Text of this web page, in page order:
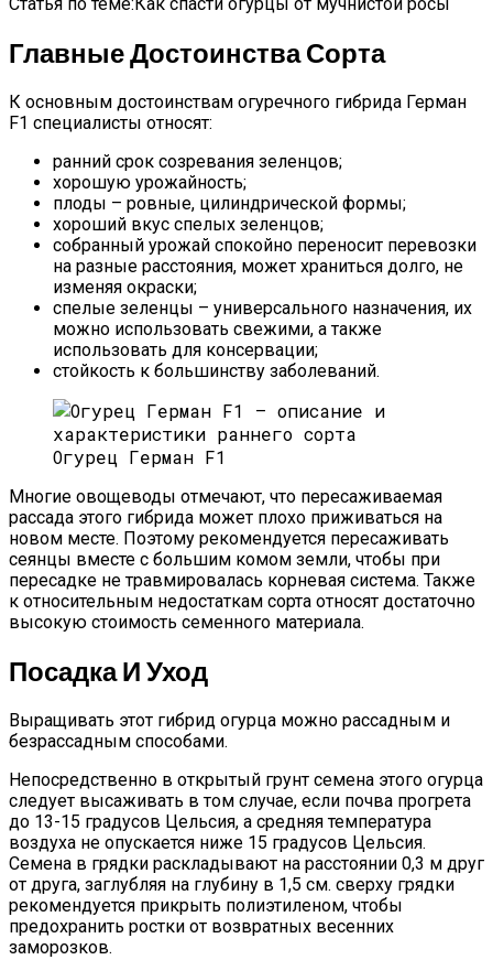
Статья по теме:Как спасти огурцы от мучнистой росы
Главные Достоинства Сорта
К основным достоинствам огуречного гибрида Герман
F1 специалисты относят:
ранний срок созревания зеленцов;
хорошую урожайность;
плоды – ровные, цилиндрической формы;
хороший вкус спелых зеленцов;
собранный урожай спокойно переносит перевозки
на разные расстояния, может храниться долго, не
изменяя окраски;
спелые зеленцы – универсального назначения, их
можно использовать свежими, а также
использовать для консервации;
стойкость к большинству заболеваний.
Огурец Герман F1
Многие овощеводы отмечают, что пересаживаемая
рассада этого гибрида может плохо приживаться на
новом месте. Поэтому рекомендуется пересаживать
сеянцы вместе с большим комом земли, чтобы при
пересадке не травмировалась корневая система. Также
к относительным недостаткам сорта относят достаточно
высокую стоимость семенного материала.
Посадка И Уход
Выращивать этот гибрид огурца можно рассадным и
безрассадным способами.
Непосредственно в открытый грунт семена этого огурца
следует высаживать в том случае, если почва прогрета
до 13-15 градусов Цельсия, а средняя температура
воздуха не опускается ниже 15 градусов Цельсия.
Семена в грядки раскладывают на расстоянии 0,3 м друг
от друга, заглубляя на глубину в 1,5 см. сверху грядки
рекомендуется прикрыть полиэтиленом, чтобы
предохранить ростки от возвратных весенних
заморозков.